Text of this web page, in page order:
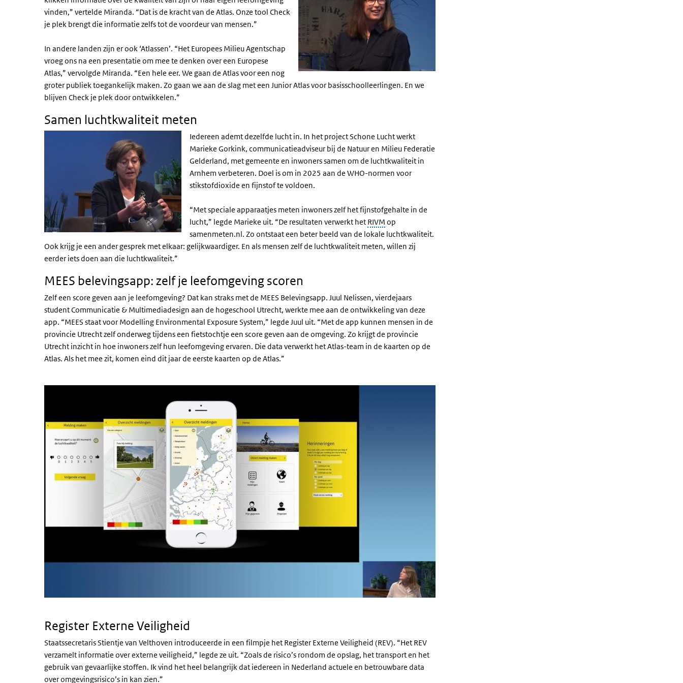
zachter
te
zetten.
vinden,” vertelde Miranda. “Dat is de kracht van de Atlas. Onze tool Check
je plek brengt die informatie zelfs tot de voordeur van mensen.”
In andere landen zijn er ook ‘Atlassen’. “Het Europees Milieu Agentschap
vroeg ons na een presentatie om mee te denken over een Europese
Atlas,” vervolgde Miranda. “Een hele eer. We gaan de Atlas voor een nog
groter publiek toegankelijk maken. Zo gaan we aan de slag met een Junior Atlas voor basisschoolleerlingen. En we
blijven Check je plek door ontwikkelen.”
Samen luchtkwaliteit meten
Iedereen ademt dezelfde lucht in. In het project Schone Lucht werkt
Marieke Gorkink, communicatieadviseur bij de Natuur en Milieu Federatie
Gelderland, met gemeente en inwoners samen om de luchtkwaliteit in
Arnhem verbeteren. Doel is om in 2025 aan de WHO-normen voor
stikstofdioxide en fijnstof te voldoen.
“Met speciale apparaatjes meten inwoners zelf het fijnstofgehalte in de
lucht,” legde Marieke uit. “De resultaten verwerkt het RIVM op
samenmeten.nl. Zo ontstaat een beter beeld van de lokale luchtkwaliteit.
Ook krijg je een ander gesprek met elkaar: gelijkwaardiger. En als mensen zelf de luchtkwaliteit meten, willen zij
eerder iets doen aan die luchtkwaliteit.”
MEES belevingsapp: zelf je leefomgeving scoren
Zelf een score geven aan je leefomgeving? Dat kan straks met de MEES Belevingsapp. Juul Nelissen, vierdejaars
student Communicatie & Multimediadesign aan de hogeschool Utrecht, werkte mee aan de ontwikkeling van deze
app. “MEES staat voor Modelling Environmental Exposure System,” legde Juul uit. “Met de app kunnen mensen in de
provincie Utrecht zelf onderweg tijdens een fietstochtje een score geven aan de omgeving. Zo krijgt de provincie
Utrecht inzicht in hoe inwoners zelf hun leefomgeving ervaren. Die data verwerkt het Atlas-team in de kaarten op de
Atlas. Als het mee zit, komen eind dit jaar de eerste kaarten op de Atlas.”
Register Externe Veiligheid
Staatssecretaris Stientje van Velthoven introduceerde in een filmpje het Register Externe Veiligheid (REV). “Het REV
verzamelt informatie over externe veiligheid,” legde ze uit. “Zoals de risico’s rondom de opslag, het transport en het
gebruik van gevaarlijke stoffen. Ik vind het heel belangrijk dat iedereen in Nederland actuele en betrouwbare data
over omgevingsrisico’s in kan zien.”